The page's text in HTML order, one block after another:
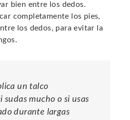
bien entre los dedos.
completamente los pies,
los dedos, para evitar la
un talco
sudas mucho o si usas
durante largas